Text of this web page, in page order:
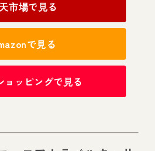
市場で見る
で見る
ョッピングで見る